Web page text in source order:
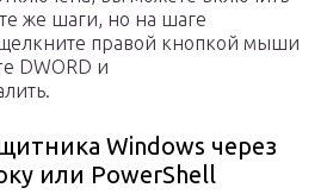
же шаги, но на шаге
щелкните правой кнопкой мыши
DWORD и
Windows через
или PowerShell